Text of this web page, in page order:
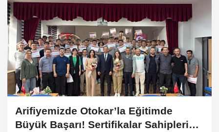
Arifiyemizde Otokar’la Eğitimde
Büyük Başarı! Sertifikalar Sahiplerini